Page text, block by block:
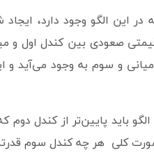
در این الگو وجود دارد،
صعودی بین کندل اول و
و سوم به وجود می‌آید و
کلی هر چه کندل سوم